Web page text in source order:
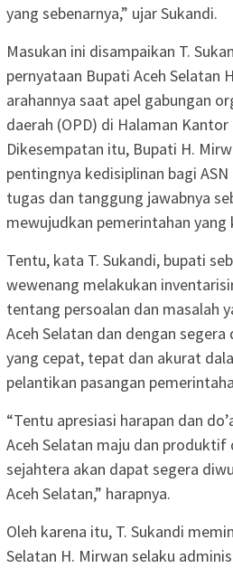
yang sebenarnya,” ujar Sukandi.
Masukan ini disampaikan T.
pernyataan Bupati Aceh Selatan
arahannya saat apel gabungan
daerah (OPD) di Halaman
Dikesempatan itu, Bupati H.
pentingnya kedisiplinan bagi
tugas dan tanggung jawabnya
mewujudkan pemerintahan yang
Tentu, kata T. Sukandi, bupati
wewenang melakukan
tentang persoalan dan masalah
Aceh Selatan dan dengan
yang cepat, tepat dan akurat
pelantikan pasangan
“Tentu apresiasi harapan dan
Aceh Selatan maju dan
sejahtera akan dapat segera
Aceh Selatan,” harapnya.
Oleh karena itu, T. Sukandi
Selatan H. Mirwan selaku